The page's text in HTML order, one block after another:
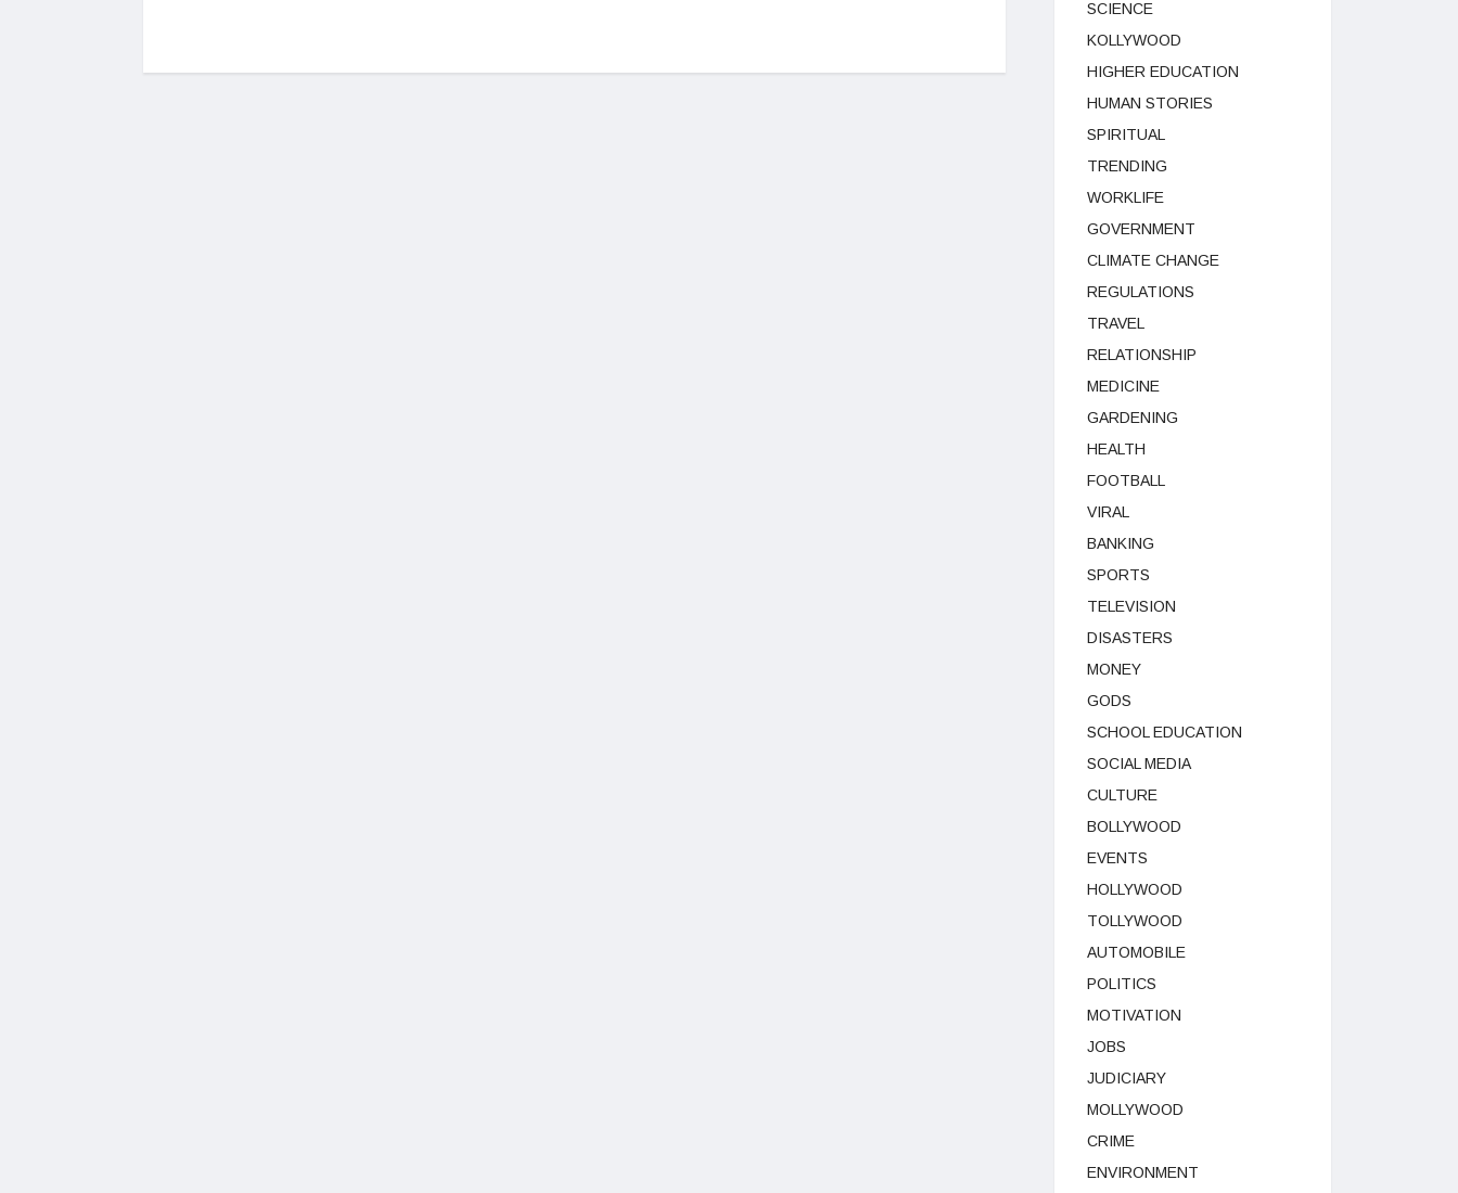
SCIENCE
KOLLYWOOD
HIGHER EDUCATION
HUMAN STORIES
SPIRITUAL
TRENDING
WORKLIFE
GOVERNMENT
CLIMATE CHANGE
REGULATIONS
TRAVEL
RELATIONSHIP
MEDICINE
GARDENING
HEALTH
FOOTBALL
VIRAL
BANKING
SPORTS
TELEVISION
DISASTERS
MONEY
GODS
SCHOOL EDUCATION
SOCIAL MEDIA
CULTURE
BOLLYWOOD
EVENTS
HOLLYWOOD
TOLLYWOOD
AUTOMOBILE
POLITICS
MOTIVATION
JOBS
JUDICIARY
MOLLYWOOD
CRIME
ENVIRONMENT